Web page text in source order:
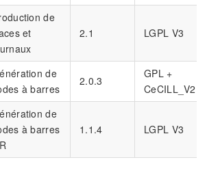
de
et
2.1 LGPL V3
de
à barres
2.0.3
GPL +
CeCILL_V2
de
à barres
1.1.4 LGPL V3